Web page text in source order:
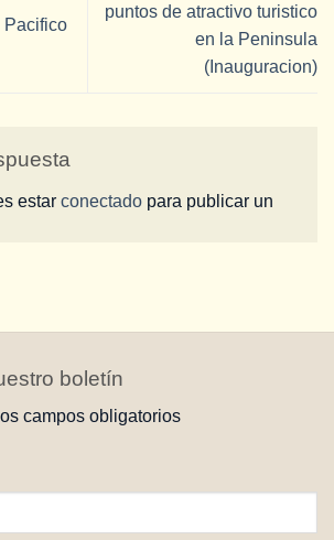
Pacifico
puntos de atractivo turistico
en la Peninsula
(Inauguracion)
estar conectado para publicar un
boletín
campos obligatorios